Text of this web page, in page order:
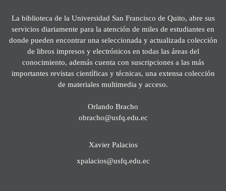
La biblioteca de la Universidad San Francisco de Quito, abre sus
servicios diariamente para la atención de miles de estudiantes en
donde pueden encontrar una seleccionada y actualizada colección
de libros impresos y electrónicos en todas las áreas del
conocimiento, además cuenta con suscripciones a las más
importantes revistas científicas y técnicas, una extensa colección
de materiales multimedia y acceso.
Orlando Bracho
obracho@usfq.edu.ec
Xavier Palacios
xpalacios@usfq.edu.ec